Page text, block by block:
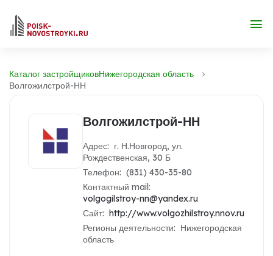
Каталог застройщиковНижегородская область
Волгожилстрой-НН
Волгожилстрой-НН
Адрес: г. Н.Новгород, ул.
Рождественская, 30 Б
Телефон: (831) 430-35-80
Контактный mail:
volgogilstroy-nn@yandex.ru
Сайт: http://www.volgozhilstroy.nnov.ru
Регионы деятельности: Нижегородская
область